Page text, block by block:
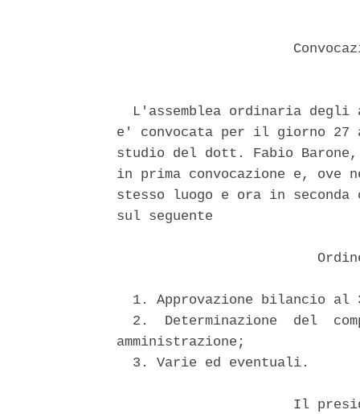
L'assemblea ordinaria degli
e' convocata per il giorno
studio del dott. Fabio
in prima convocazione e,
stesso luogo e ora in
sul seguente
1. Approvazione bilancio
2.  Determinazione  del
amministrazione;
  3. Varie ed eventuali.
Il